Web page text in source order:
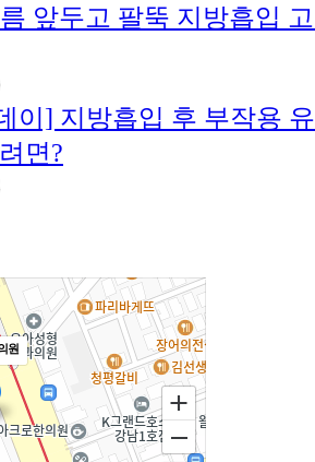
앞두고 팔뚝 지방흡입
이] 지방흡입 후 부작용
면?
원